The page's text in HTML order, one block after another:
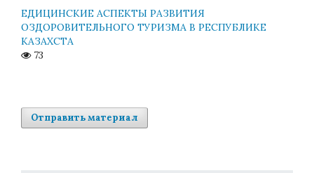
ЕДИЦИНСКИЕ АСПЕКТЫ РАЗВИТИЯ
ОЗДОРОВИТЕЛЬНОГО ТУРИЗМА В РЕСПУБЛИКЕ
КАЗАХСТА
73
Отправить материал